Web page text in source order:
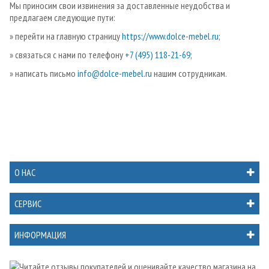
Мы приносим свои извинения за доставленные неудобства и
предлагаем следующие пути:
» перейти на главную страницуhttps://www.dolce-mebel.ru;
» связаться с нами по телефону +7 (495) 118-21-69;
» написать письмо info@dolce-mebel.ru нашим сотрудникам.
О НАС
СЕРВИС
ИНФОРМАЦИЯ